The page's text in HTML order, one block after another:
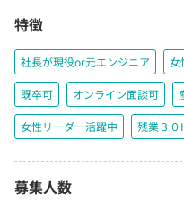
特徴
社長が現役or元エンジニア 女
既卒可 オンライン面談可
女性リーダー活躍中 残業３０
募集人数